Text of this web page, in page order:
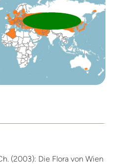
(2003): Die Flora von Wien